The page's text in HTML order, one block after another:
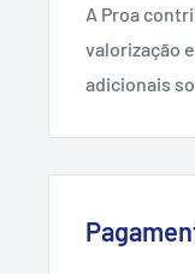
A Proa
valorização
adicionais